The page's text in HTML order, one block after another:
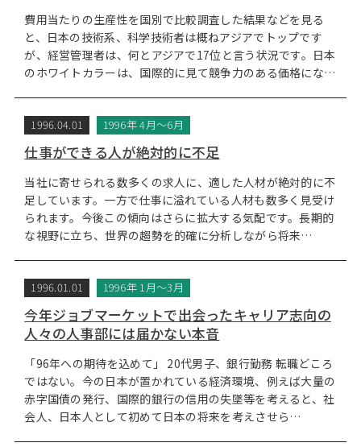
費用当たりの生産性を国別で比較調査した結果などを見る
と、日本の技術系、科学技術者は概ねアジアでトップです
が、経営管理者は、何とアジアで17位と言う状況です。日本
のホワイトカラーは、国際的に見て競争力のある価格にな…
1996.04.01 1996年 4月～6月
仕事ができる人が絶対的に不足
当社に寄せられる数多くの求人に、適した人材が絶対的に不
足しています。一方で仕事に溢れている人材も数多く見受け
られます。今後この傾向はさらに拡大する気配です。長期的
な視野に立ち、世界の趨勢を的確に分析しながら将来…
1996.01.01 1996年 1月～3月
今年ジョブマーケットで出会ったキャリア志向の
人々の人事部には届かない本音
「96年への期待を込めて」 20代男子、銀行勤務 転職どころ
ではない。今の日本が置かれている経済環境、例えば大量の
赤字国債の発行、国際的銀行の信用の失墜等を考えると、社
会人、日本人として初めて日本の将来を考えさせら…